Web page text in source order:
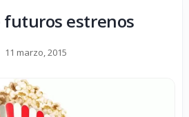
futuros estrenos
11 marzo, 2015